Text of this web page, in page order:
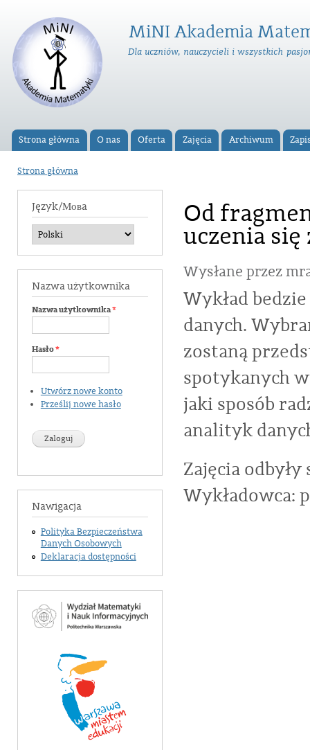
MiNI Akademia
Dla uczniów, nauczycieli i wszystkich
Menu główne
Strona główna O nas Oferta Zajęcia Archiwum
Strona główna
Język/Мовa
Nazwa użytkownika
Nazwa użytkownika*
Hasło*
Utwórz nowe konto
Prześlij nowe hasło
Nawigacja
Polityka Bezpieczeństwa
Danych Osobowych
Deklaracja dostępności
Od
uczenia się
Wysłane przez
Wykład
danych.
zostaną
spotykanych
jaki sposób
analityk
Zajęcia odbyły
Wykładowca: